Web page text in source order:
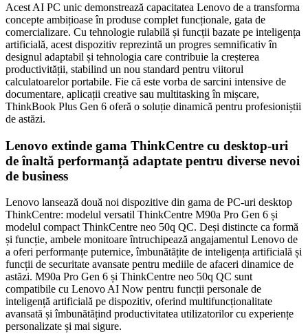
Acest AI PC unic demonstrează capacitatea Lenovo de a transforma
concepte ambițioase în produse complet funcționale, gata de
comercializare. Cu tehnologie rulabilă și funcții bazate pe inteligența
artificială, acest dispozitiv reprezintă un progres semnificativ în
designul adaptabil și tehnologia care contribuie la creșterea
productivității, stabilind un nou standard pentru viitorul
calculatoarelor portabile. Fie că este vorba de sarcini intensive de
documentare, aplicații creative sau multitasking în mișcare,
ThinkBook Plus Gen 6 oferă o soluție dinamică pentru profesioniștii
de astăzi.
Lenovo extinde gama ThinkCentre cu desktop-uri
de înaltă performanță adaptate pentru diverse nevoi
de business
Lenovo lansează două noi dispozitive din gama de PC-uri desktop
ThinkCentre: modelul versatil ThinkCentre M90a Pro Gen 6 și
modelul compact ThinkCentre neo 50q QC. Deși distincte ca formă
și funcție, ambele monitoare întruchipează angajamentul Lenovo de
a oferi performanțe puternice, îmbunătățite de inteligența artificială și
funcții de securitate avansate pentru mediile de afaceri dinamice de
astăzi. M90a Pro Gen 6 și ThinkCentre neo 50q QC sunt
compatibile cu Lenovo AI Now pentru funcții personale de
inteligență artificială pe dispozitiv, oferind multifuncționalitate
avansată și îmbunătățind productivitatea utilizatorilor cu experiențe
personalizate și mai sigure.